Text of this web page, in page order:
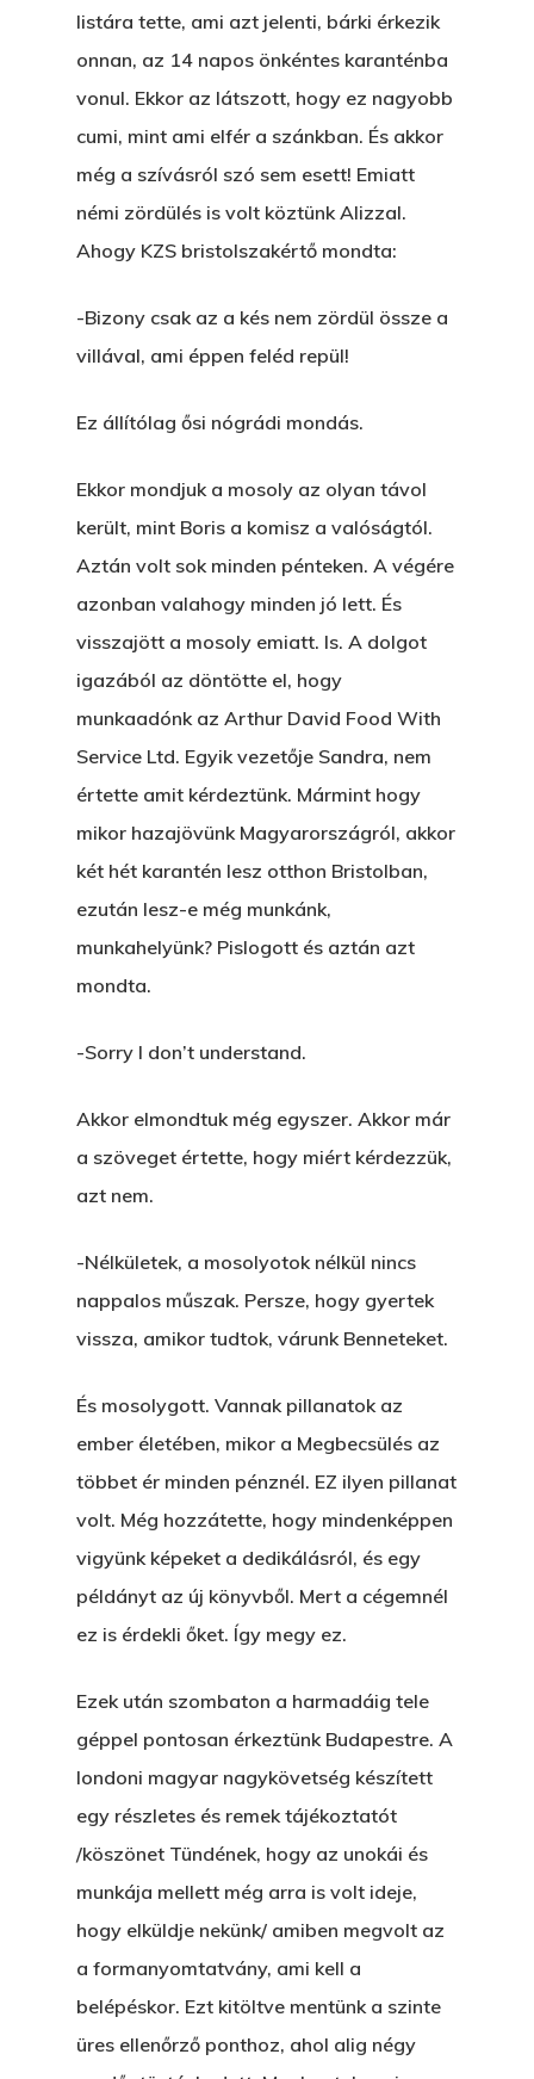
listára tette, ami azt jelenti, bárki érkezik
onnan, az 14 napos önkéntes karanténba
vonul. Ekkor az látszott, hogy ez nagyobb
cumi, mint ami elfér a szánkban. És akkor
még a szívásról szó sem esett! Emiatt
némi zördülés is volt köztünk Alizzal.
Ahogy KZS bristolszakértő mondta:
-Bizony csak az a kés nem zördül össze a
villával, ami éppen feléd repül!
Ez állítólag ősi nógrádi mondás.
Ekkor mondjuk a mosoly az olyan távol
került, mint Boris a komisz a valóságtól.
Aztán volt sok minden pénteken. A végére
azonban valahogy minden jó lett. És
visszajött a mosoly emiatt. Is. A dolgot
igazából az döntötte el, hogy
munkaadónk az Arthur David Food With
Service Ltd. Egyik vezetője Sandra, nem
értette amit kérdeztünk. Mármint hogy
mikor hazajövünk Magyarországról, akkor
két hét karantén lesz otthon Bristolban,
ezután lesz-e még munkánk,
munkahelyünk? Pislogott és aztán azt
mondta.
-Sorry I don’t understand.
Akkor elmondtuk még egyszer. Akkor már
a szöveget értette, hogy miért kérdezzük,
azt nem.
-Nélkületek, a mosolyotok nélkül nincs
nappalos műszak. Persze, hogy gyertek
vissza, amikor tudtok, várunk Benneteket.
És mosolygott. Vannak pillanatok az
ember életében, mikor a Megbecsülés az
többet ér minden pénznél. EZ ilyen pillanat
volt. Még hozzátette, hogy mindenképpen
vigyünk képeket a dedikálásról, és egy
példányt az új könyvből. Mert a cégemnél
ez is érdekli őket. Így megy ez.
Ezek után szombaton a harmadáig tele
géppel pontosan érkeztünk Budapestre. A
londoni magyar nagykövetség készített
egy részletes és remek tájékoztatót
/köszönet Tündének, hogy az unokái és
munkája mellett még arra is volt ideje,
hogy elküldje nekünk/ amiben megvolt az
a formanyomtatvány, ami kell a
belépéskor. Ezt kitöltve mentünk a szinte
üres ellenőrző ponthoz, ahol alig négy